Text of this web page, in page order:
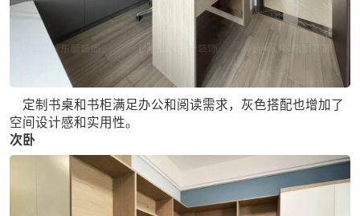
定制书桌和书柜满足办公和阅读需求，灰色搭配也增加了
空间设计感和实用性。
次卧